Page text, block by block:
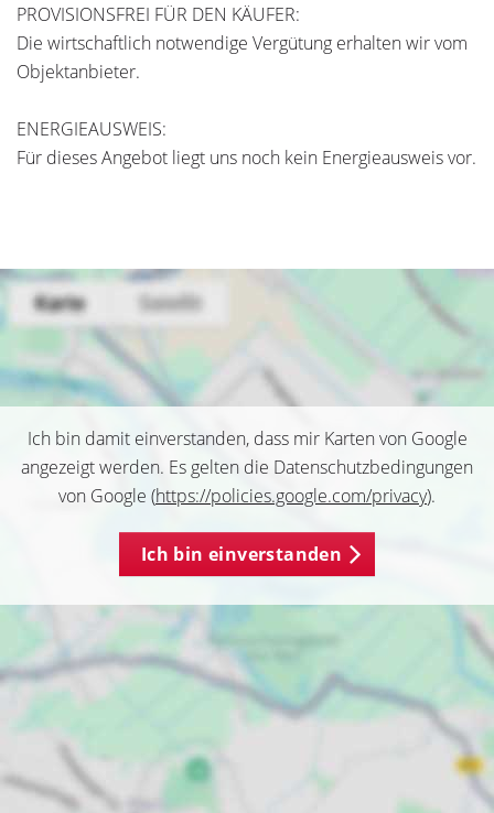
PROVISIONSFREI FÜR DEN KÄUFER:
Die wirtschaftlich notwendige Vergütung erhalten wir vom
Objektanbieter.
ENERGIEAUSWEIS:
Für dieses Angebot liegt uns noch kein Energieausweis vor.
Ich bin damit einverstanden, dass mir Karten von Google
angezeigt werden. Es gelten die Datenschutzbedingungen
von Google (https://policies.google.com/privacy).
Ich bin einverstanden